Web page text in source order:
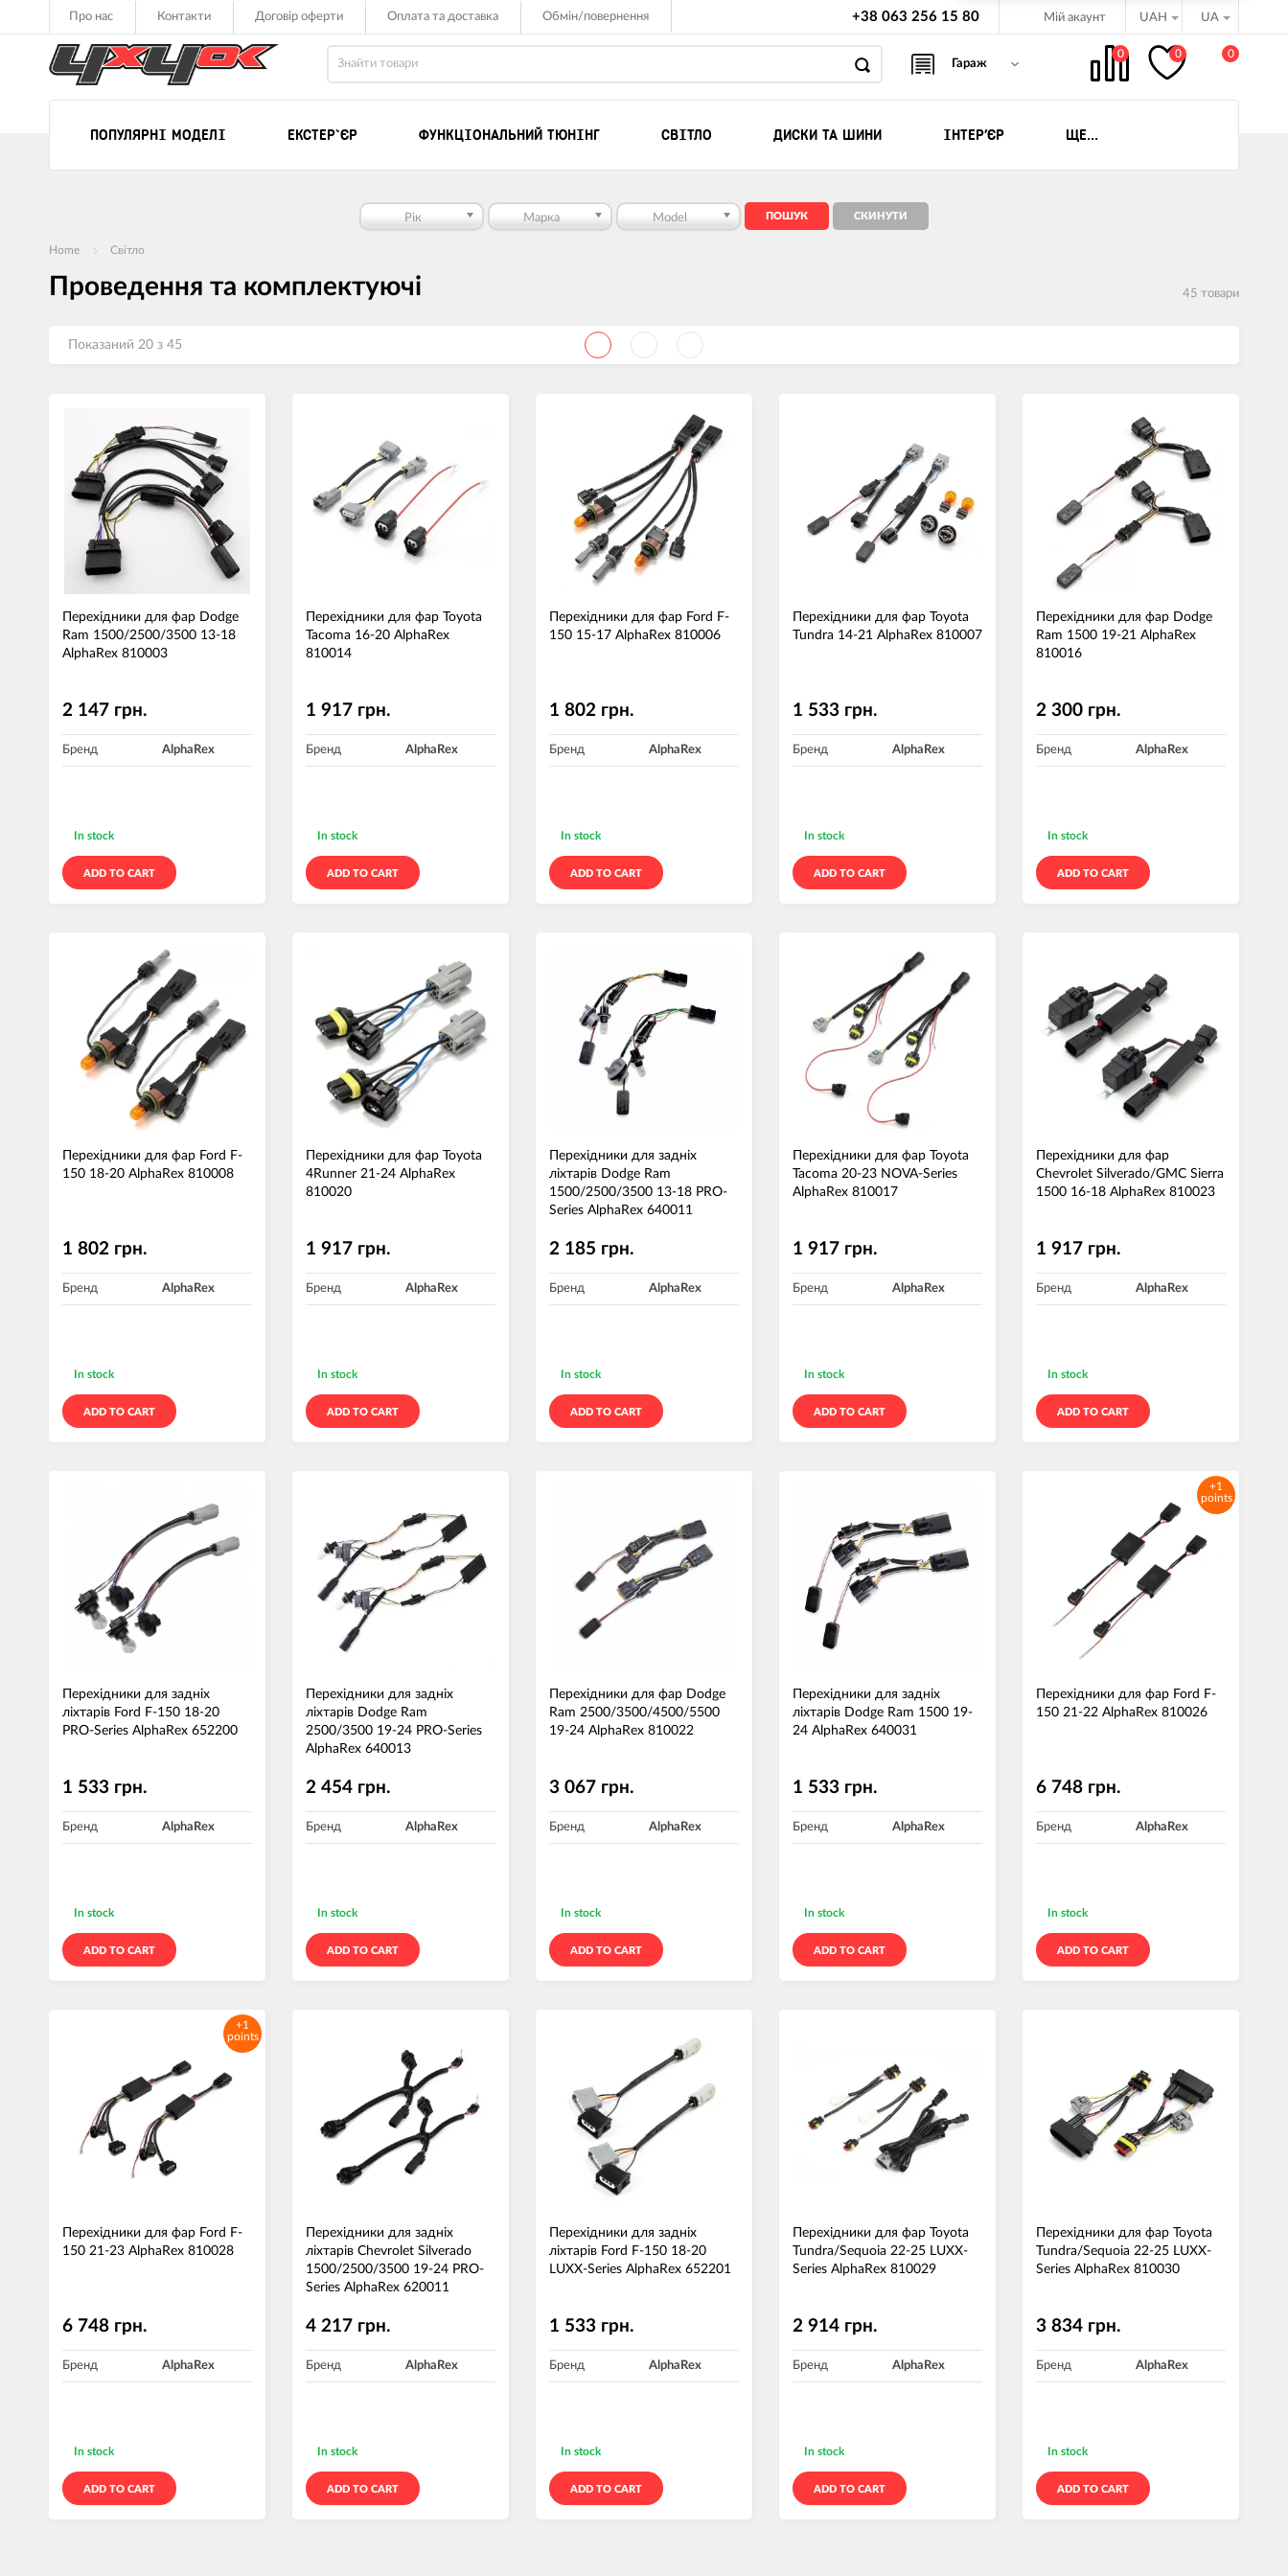
Про нас Контакти Договір оферти Оплата та доставка Обмін/повернення +38 063 256 15 80 Мій акаунт UAH UA
Гараж
0 0 0
ПОПУЛЯРНІ МОДЕЛІ ЕКСТЕР`ЄР ФУНКЦІОНАЛЬНИЙ ТЮНІНГ СВІТЛО ДИСКИ ТА ШИНИ ІНТЕР'ЄР ЩЕ...
Комплекты для лебёдки
Рік Марка Model
Home Світло
Проведення та комплектуючі 45 товари
Показаний 20 з 45
Перехідники для фар Dodge
Ram 1500/2500/3500 13-18
AlphaRex 810003
2 147 грн.
Бренд AlphaRex
In stock
ADD TO CART
Перехідники для фар Toyota
Tacoma 16-20 AlphaRex
810014
1 917 грн.
Бренд AlphaRex
In stock
ADD TO CART
Перехідники для фар Ford F-
150 15-17 AlphaRex 810006
1 802 грн.
Бренд AlphaRex
In stock
ADD TO CART
Перехідники для фар Toyota
Tundra 14-21 AlphaRex 810007
1 533 грн.
Бренд AlphaRex
In stock
ADD TO CART
Перехідники для фар Dodge
Ram 1500 19-21 AlphaRex
810016
2 300 грн.
Бренд AlphaRex
In stock
ADD TO CART
Перехідники для фар Ford F-
150 18-20 AlphaRex 810008
1 802 грн.
Бренд AlphaRex
In stock
ADD TO CART
Перехідники для фар Toyota
4Runner 21-24 AlphaRex
810020
1 917 грн.
Бренд AlphaRex
In stock
ADD TO CART
Перехідники для задніх
ліхтарів Dodge Ram
1500/2500/3500 13-18 PRO-
Series AlphaRex 640011
2 185 грн.
Бренд AlphaRex
In stock
ADD TO CART
Перехідники для фар Toyota
Tacoma 20-23 NOVA-Series
AlphaRex 810017
1 917 грн.
Бренд AlphaRex
In stock
ADD TO CART
Перехідники для фар
Chevrolet Silverado/GMC Sierra
1500 16-18 AlphaRex 810023
1 917 грн.
Бренд AlphaRex
In stock
ADD TO CART
Перехідники для задніх
ліхтарів Ford F-150 18-20
PRO-Series AlphaRex 652200
1 533 грн.
Бренд AlphaRex
In stock
ADD TO CART
Перехідники для задніх
ліхтарів Dodge Ram
2500/3500 19-24 PRO-Series
AlphaRex 640013
2 454 грн.
Бренд AlphaRex
In stock
ADD TO CART
Перехідники для фар Dodge
Ram 2500/3500/4500/5500
19-24 AlphaRex 810022
3 067 грн.
Бренд AlphaRex
In stock
ADD TO CART
Перехідники для задніх
ліхтарів Dodge Ram 1500 19-
24 AlphaRex 640031
1 533 грн.
Бренд AlphaRex
In stock
ADD TO CART
+1
points
Перехідники для фар Ford F-
150 21-22 AlphaRex 810026
6 748 грн.
Бренд AlphaRex
In stock
ADD TO CART
+1
points
Перехідники для фар Ford F-
150 21-23 AlphaRex 810028
6 748 грн.
Бренд AlphaRex
In stock
ADD TO CART
Перехідники для задніх
ліхтарів Chevrolet Silverado
1500/2500/3500 19-24 PRO-
Series AlphaRex 620011
4 217 грн.
Бренд AlphaRex
In stock
ADD TO CART
Перехідники для задніх
ліхтарів Ford F-150 18-20
LUXX-Series AlphaRex 652201
1 533 грн.
Бренд AlphaRex
In stock
ADD TO CART
Перехідники для фар Toyota
Tundra/Sequoia 22-25 LUXX-
Series AlphaRex 810029
2 914 грн.
Бренд AlphaRex
In stock
ADD TO CART
Перехідники для фар Toyota
Tundra/Sequoia 22-25 LUXX-
Series AlphaRex 810030
3 834 грн.
Бренд AlphaRex
In stock
ADD TO CART